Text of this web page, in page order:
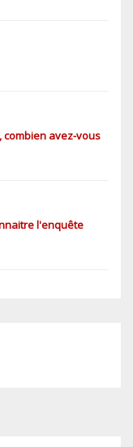
combien avez-vous
l'enquête